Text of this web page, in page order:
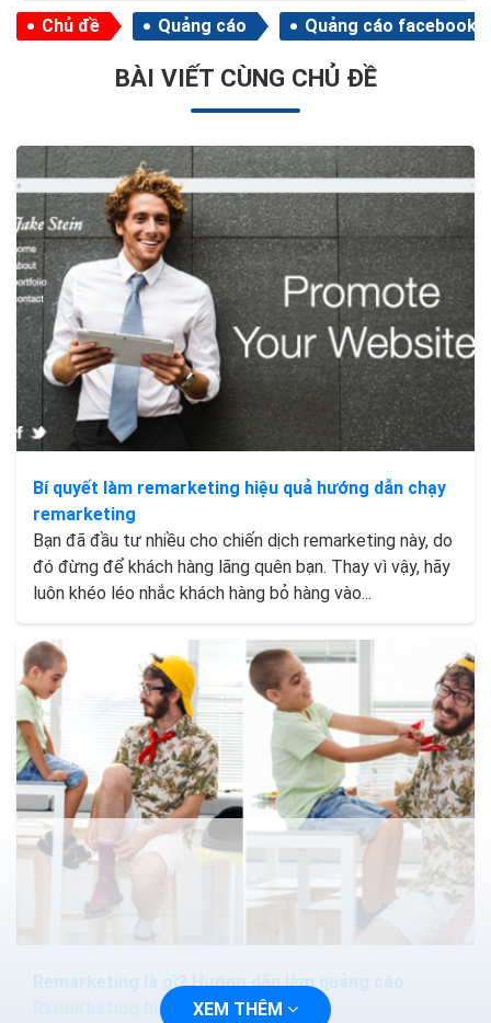
Chủ đề Quảng cáo Quảng cáo facebook
BÀI VIẾT CÙNG CHỦ ĐỀ
Bí quyết làm remarketing hiệu quả hướng dẫn chạy
remarketing
Bạn đã đầu tư nhiều cho chiến dịch remarketing này, do
đó đừng để khách hàng lãng quên bạn. Thay vì vậy, hãy
luôn khéo léo nhắc khách hàng bỏ hàng vào...
Remarketing là gì? Hướng dẫn làm quảng cáo
Remarketing hiệu quảXEM THÊM